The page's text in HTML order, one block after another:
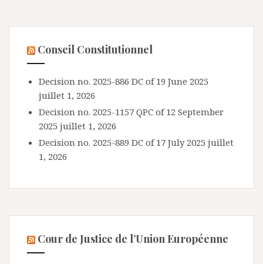
Conseil Constitutionnel
Decision no. 2025-886 DC of 19 June 2025
juillet 1, 2026
Decision no. 2025-1157 QPC of 12 September
2025 juillet 1, 2026
Decision no. 2025-889 DC of 17 July 2025 juillet
1, 2026
Cour de Justice de l’Union Européenne